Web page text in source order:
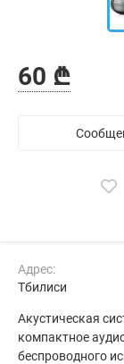
60 ₾
Адрес:
Тбилиси
Акустическая
компактное
беспроводного